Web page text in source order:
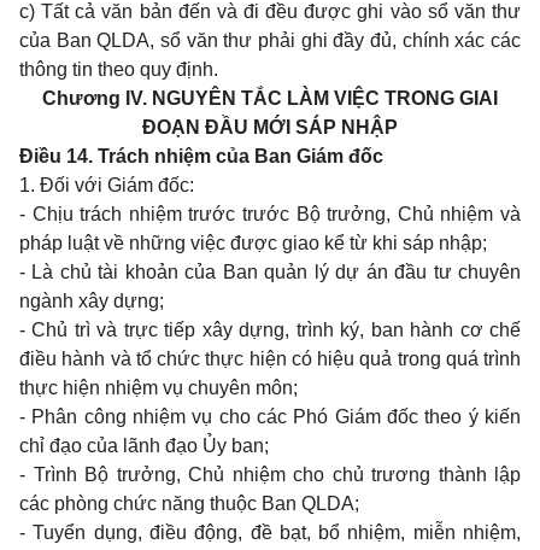
c) Tất cả văn bản đến và đi đều được ghi vào sổ văn thư
của Ban QLDA, sổ văn thư phải ghi đầy đủ, chính xác các
thông tin theo quy định.
Chương IV. NGUYÊN TẮC LÀM VIỆC TRONG GIAI
ĐOẠN ĐẦU MỚI SÁP NHẬP
Điều 14. Trách nhiệm của Ban Giám đốc
1. Đối với Giám đốc:
- Chịu trách nhiệm trước trước Bộ trưởng, Chủ nhiệm và
pháp luật về những việc được giao kể từ khi sáp nhập;
- Là chủ tài khoản của Banquản
lý dự án đầu tư chuyên
ngành xây dựng;
- Chủ trì và trực tiếp xâydựng, trình ký, ban hành cơ chế
điều hành và tổ chức thực hiện có hiệuquả trong quá trình
thực hiện nhiệm vụ chuyên môn;
- Phân công nhiệm vụ cho các Phó Giám đốc theo ý kiến
chỉ đạo của lãnh đạo Ủy ban;
- Trình Bộ trưởng, Chủ nhiệm cho chủ trương thành lập
các phòng chức năng thuộc Ban QLDA;
- Tuyển dụng, điều động, đề bạt, bổ nhiệm, miễn nhiệm,